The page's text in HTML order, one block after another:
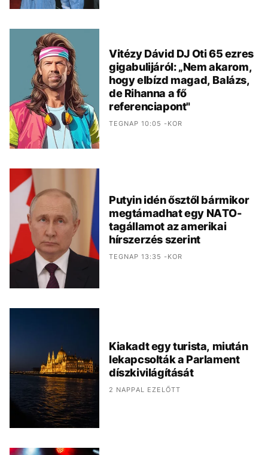
Vitézy Dávid DJ Oti 65 ezres
gigabulijáról: „Nem akarom,
hogy elbízd magad, Balázs,
de Rihanna a fő
referenciapont"
TEGNAP 10:05 -KOR
Putyin idén ősztől bármikor
megtámadhat egy NATO-
tagállamot az amerikai
hírszerzés szerint
TEGNAP 13:35 -KOR
Kiakadt egy turista, miután
lekapcsolták a Parlament
díszkivilágítását
2 NAPPAL EZELŐTT